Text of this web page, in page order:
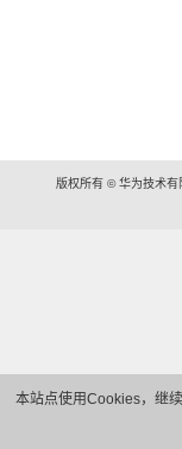
本站点使用Cookies，继
版权所有 © 华为技术